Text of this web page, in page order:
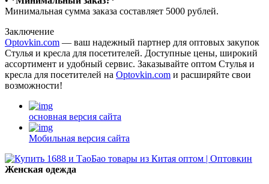
Минимальная сумма заказа составляет 5000 рублей.
Заключение
Optovkin.com — ваш надежный партнер для оптовых закупок
Стулья и кресла для посетителей. Доступные цены, широкий
ассортимент и удобный сервис. Заказывайте оптом Стулья и
кресла для посетителей на Optovkin.com и расширяйте свои
возможности!
основная версия сайта
Мобильная версия сайта
Женская одежда